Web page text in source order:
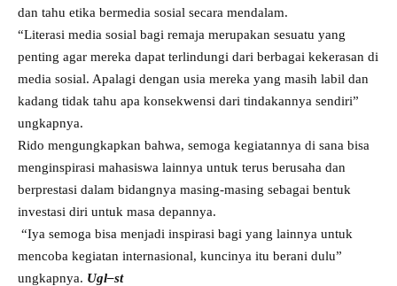
dan tahu etika bermedia sosial secara mendalam.
“Literasi media sosial bagi remaja merupakan sesuatu yang
penting agar mereka dapat terlindungi dari berbagai kekerasan di
media sosial. Apalagi dengan usia mereka yang masih labil dan
kadang tidak tahu apa konsekwensi dari tindakannya sendiri”
ungkapnya.
Rido mengungkapkan bahwa, semoga kegiatannya di sana bisa
menginspirasi mahasiswa lainnya untuk terus berusaha dan
berprestasi dalam bidangnya masing-masing sebagai bentuk
investasi diri untuk masa depannya.
“Iya semoga bisa menjadi inspirasi bagi yang lainnya untuk
mencoba kegiatan internasional, kuncinya itu berani dulu”
ungkapnya. Ugl–st